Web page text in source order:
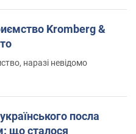
Kromberg &
наразі невідомо
посла
що сталося